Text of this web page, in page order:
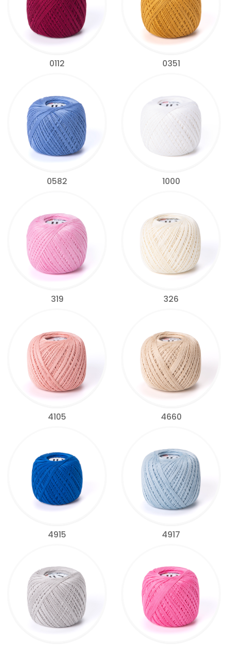
0112 0351
0582 1000
319 326
4105 4660
4915 4917